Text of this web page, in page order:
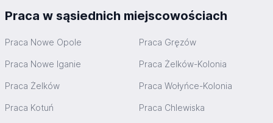
Praca w sąsiednich miejscowościach
Praca Nowe Opole Praca Gręzów
Praca Nowe Iganie Praca Żelków-Kolonia
Praca Żelków Praca Wołyńce-Kolonia
Praca Kotuń Praca Chlewiska